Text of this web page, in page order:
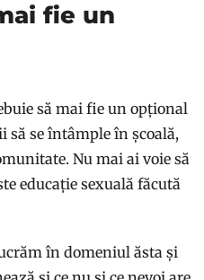
fie un
să mai fie un opțional
să se întâmple în școală,
Nu mai ai voie să
educație sexuală făcută
în domeniul ăsta și